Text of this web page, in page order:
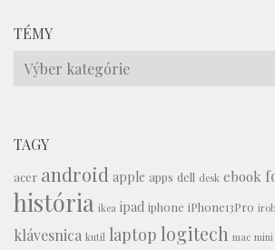
TÉMY
Témy
TAGY
acer android apple apps dell desk ebook
história ikea ipad iphone iPhone13Pro
klávesnica kutil laptop logitech mac mini